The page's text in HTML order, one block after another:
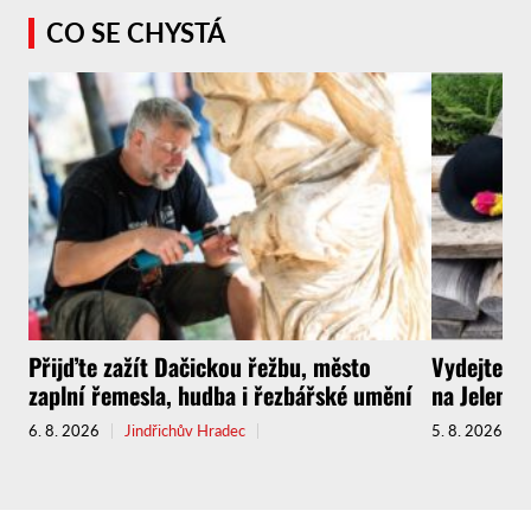
CO SE CHYSTÁ
Přijďte zažít Dačickou řežbu, město
zaplní řemesla, hudba i řezbářské umění
6. 8. 2026 Jindřichův Hradec
Vydejte
na
5. 8. 2026